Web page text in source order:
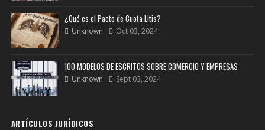
¿Qué es el Pacto de Cuota Litis?
Unknown Oct 03, 2024
100 MODELOS DE ESCRITOS SOBRE COMERCIO Y EMPRESAS
Unknown Sept 03, 2024
ARTÍCULOS JURÍDICOS